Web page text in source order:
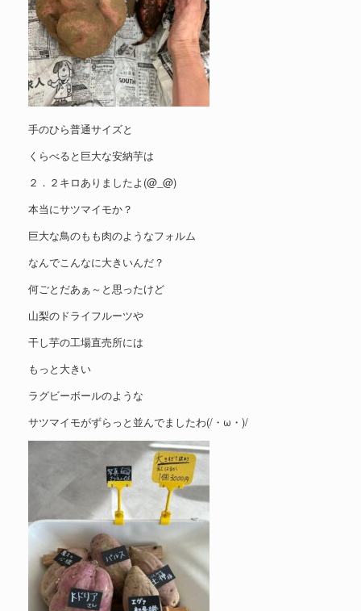
手のひら普通サイズと
くらべると巨大な安納芋は
２．２キロありましたよ(@_@)
本当にサツマイモか？
巨大な鳥のもも肉のようなフォルム
なんでこんなに大きいんだ？
何ごとだあぁ～と思ったけど
山梨のドライフルーツや
干し芋の工場直売所には
もっと大きい
ラグビーボールのような
サツマイモがずらっと並んでましたわ(/・ω・)/